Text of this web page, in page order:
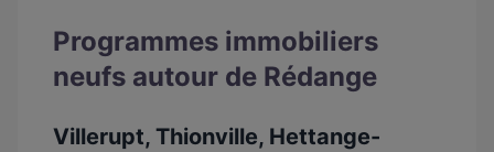
Programmes immobiliers
neufs autour de Rédange
Villerupt, Thionville, Hettange-